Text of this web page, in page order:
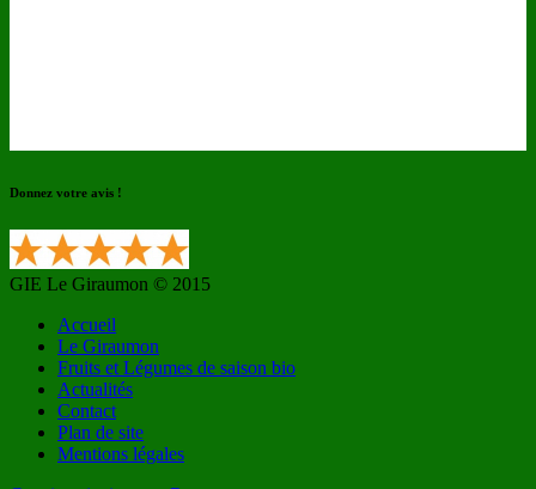
Donnez votre avis !
GIE Le Giraumon © 2015
Accueil
Le Giraumon
Fruits et Légumes de saison bio
Actualités
Contact
Plan de site
Mentions légales